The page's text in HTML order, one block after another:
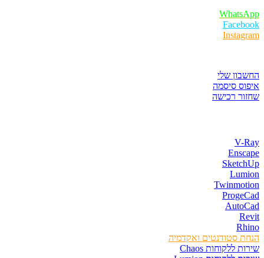
WhatsApp
Facebook
Instagram
החשבון שלי
איפוס סיסמה
שחזור רכישה
V-Ray
Enscape
SketchUp
Lumion
Twinmotion
ProgeCad
AutoCad
Revit
Rhino
הנחת סטודנטים ואקדמיה
שירות ללקוחות Chaos